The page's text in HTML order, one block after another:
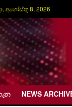
අගෝස්තු 8, 2026
NEWS